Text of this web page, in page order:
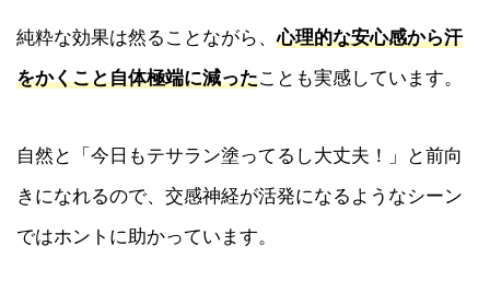
純粋な効果は然ることながら、心理的な安心感から汗
をかくこと自体極端に減ったことも実感しています。
自然と「今日もテサラン塗ってるし大丈夫！」と前向
きになれるので、交感神経が活発になるようなシーン
ではホントに助かっています。